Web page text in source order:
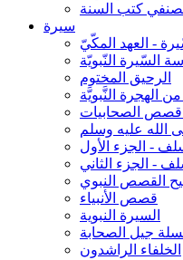
كتب السنة
سيرة
- العهد المكّيّ
السّيرة النّبويّة
الرحيق المختوم
الهجرة النَّبويَّة
الصحابيات
الله عليه وسلم
- الجزء الأول
- الجزء الثاني
القصص النبوي
قصص الأنبياء
السيرة النبوية
جيل الصحابة
الخلفاء الراشدون